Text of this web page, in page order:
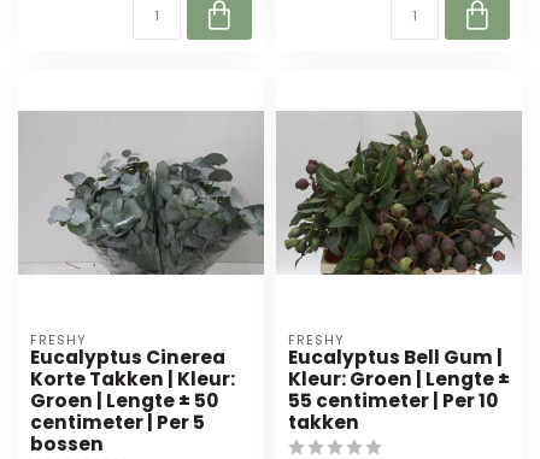
FRESHY
Eucalyptus Cinerea
Korte Takken | Kleur:
Groen | Lengte ± 50
centimeter | Per 5
bossen
FRESHY
Eucalyptus Bell Gum |
Kleur: Groen | Lengte ±
55 centimeter | Per 10
takken